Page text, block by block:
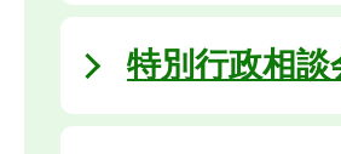
特別行政相